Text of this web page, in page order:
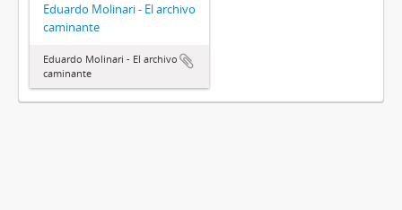
Eduardo Molinari - El archivo
caminante
Eduardo Molinari - El archivo
caminante